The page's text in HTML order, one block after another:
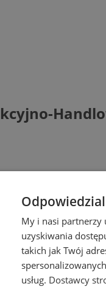
My i nasi
uzyskiwania
takich jak Twój
usług. Dostawcy